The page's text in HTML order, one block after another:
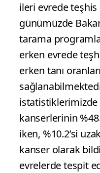
ileri evrede
günümüzde
tarama
erken evrede
erken tanı
istatistiklerimizde
kanserlerinin
iken, %10.2’si
kanser olarak
evrelerde tespit